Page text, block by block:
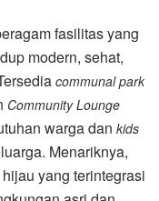
fasilitas yang
modern, sehat,
communal park
Community Lounge
warga dan kids
Menariknya,
yang terintegrasi